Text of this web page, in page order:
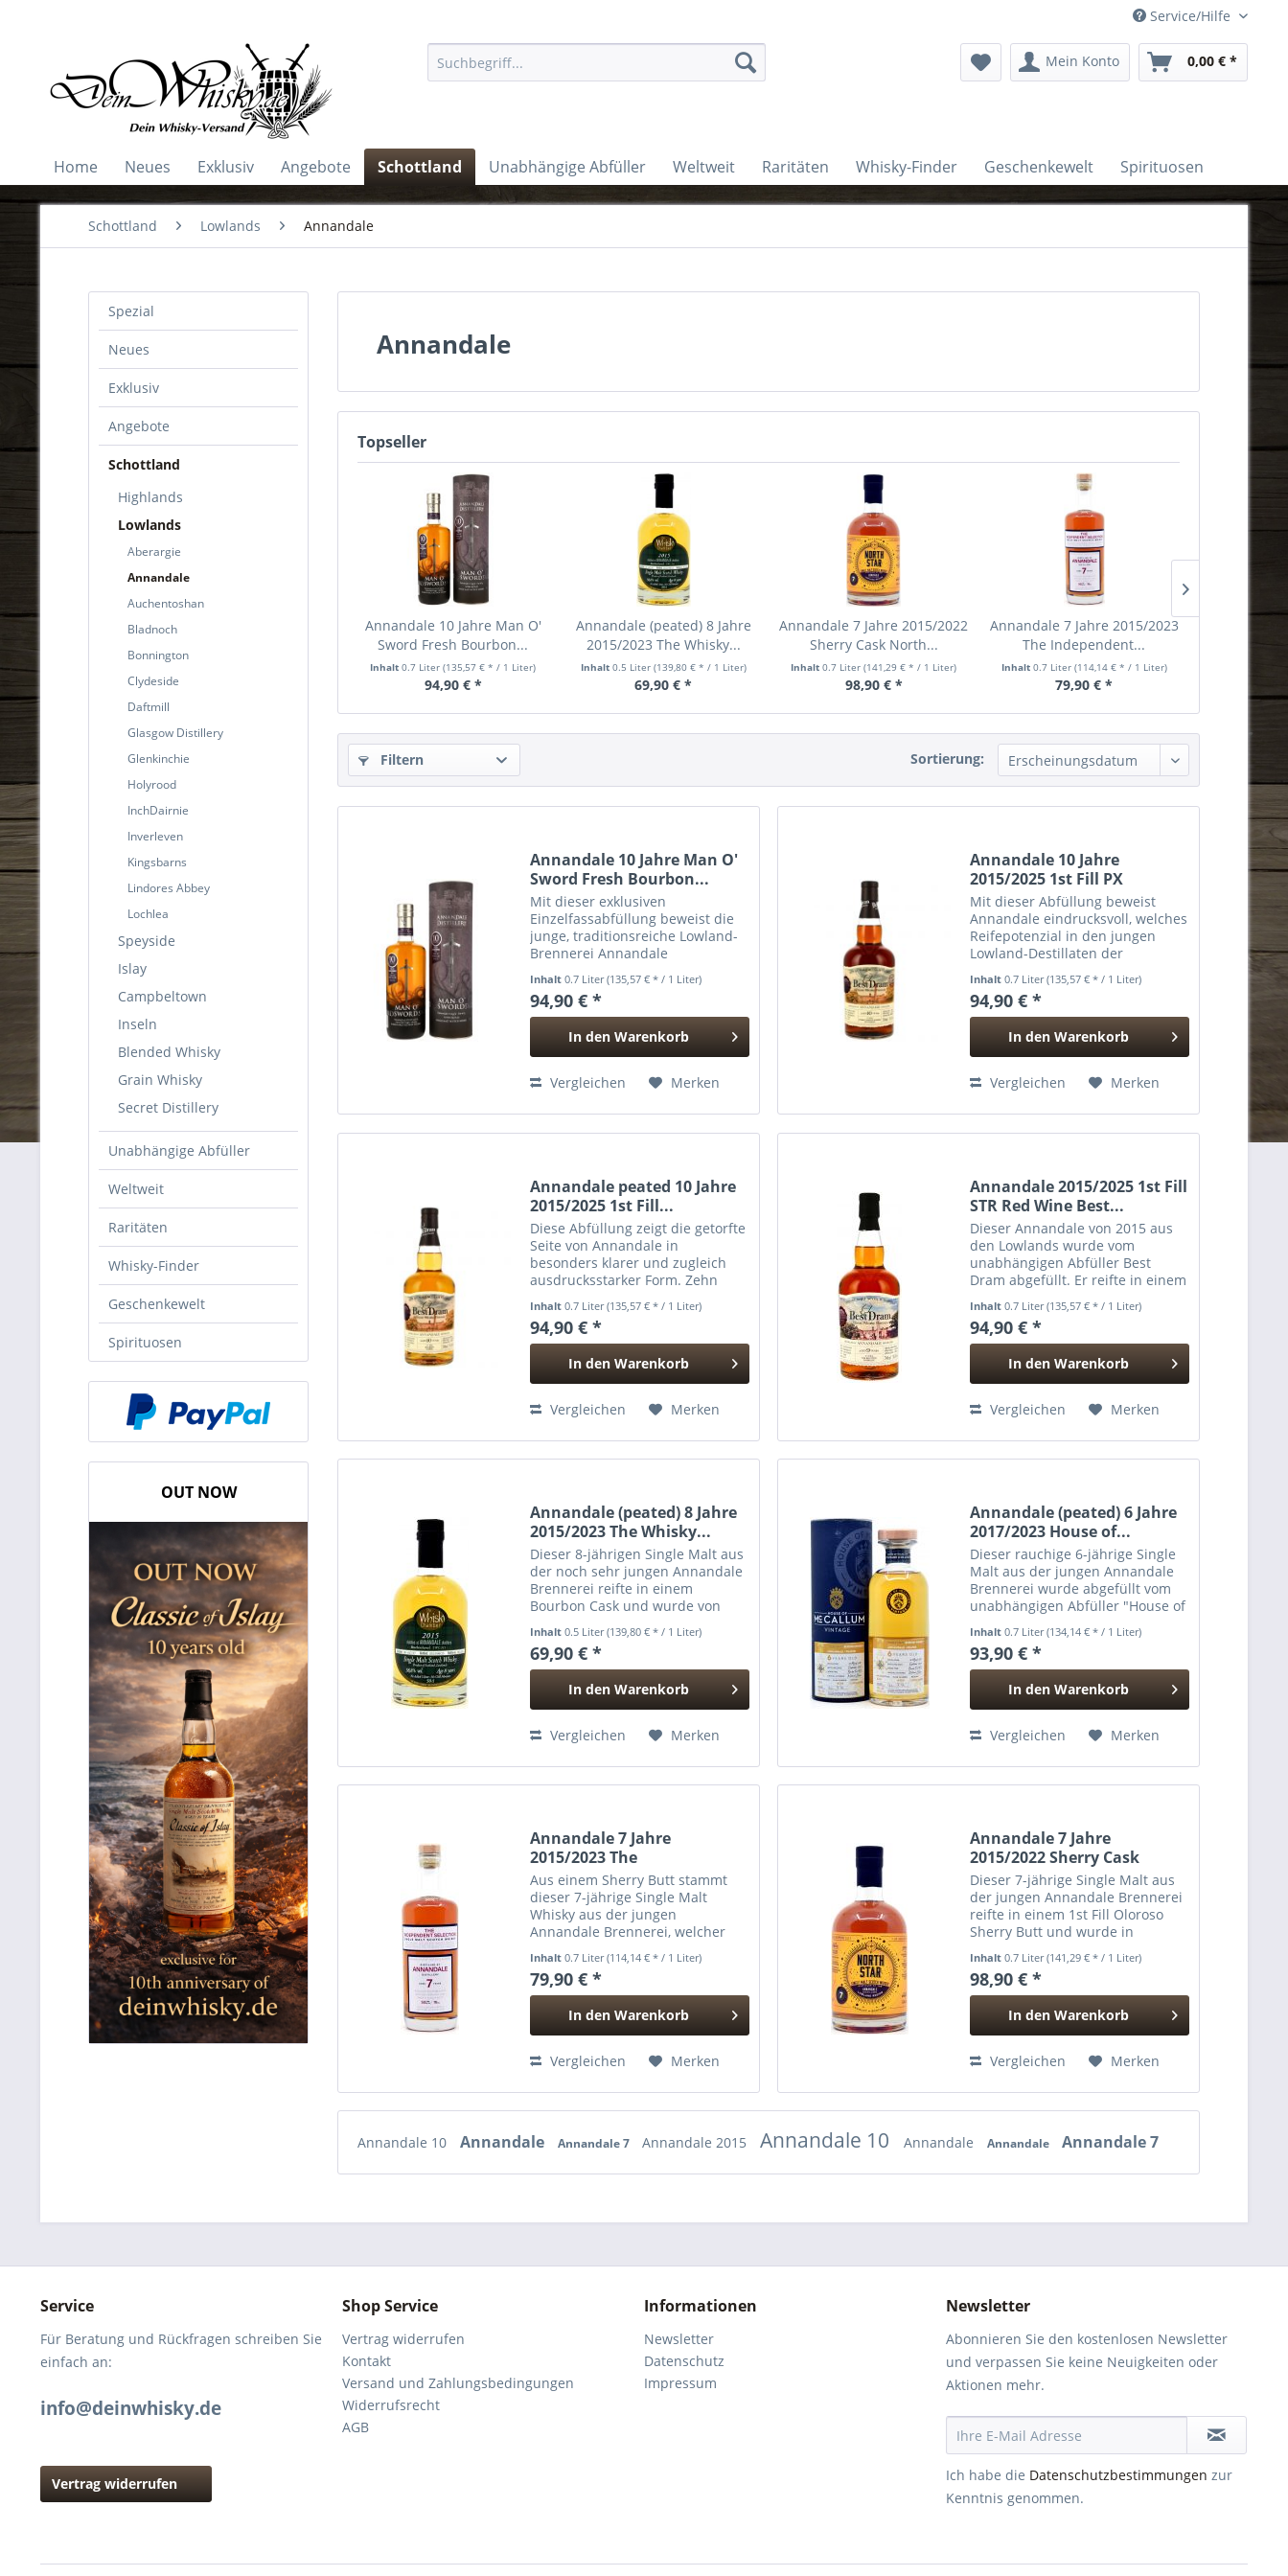
Service/Hilfe
Mein Konto 0,00 € *
Home Neues Exklusiv Angebote Schottland Unabhängige Abfüller Weltweit Raritäten Whisky-Finder Geschenkewelt Spirituosen
Schottland Lowlands Annandale
Spezial
Neues
Exklusiv
Angebote
Schottland
Highlands
Lowlands
Aberargie
Annandale
Auchentoshan
Bladnoch
Bonnington
Clydeside
Daftmill
Glasgow Distillery
Glenkinchie
Holyrood
InchDairnie
Inverleven
Kingsbarns
Lindores Abbey
Lochlea
Speyside
Islay
Campbeltown
Inseln
Blended Whisky
Grain Whisky
Secret Distillery
Unabhängige Abfüller
Weltweit
Raritäten
Whisky-Finder
Geschenkewelt
Spirituosen
OUT NOW
Annandale
Topseller
Annandale 10 Jahre Man O'
Sword Fresh Bourbon...
Inhalt0.7 Liter(135,57 € * / 1 Liter)
94,90 € *
Annandale (peated) 8 Jahre
2015/2023 The Whisky...
Inhalt 0.5 Liter (139,80 € * / 1 Liter)
69,90 € *
Annandale 7 Jahre 2015/2022
Sherry Cask North...
Inhalt0.7 Liter(141,29 € * / 1 Liter)
98,90 € *
Annandale 7 Jahre 2015/2023
The Independent...
Inhalt 0.7 Liter (114,14 € * / 1 Liter)
79,90 € *
Filtern Sortierung:
Annandale 10 Jahre Man O'
Sword Fresh Bourbon...
Mit dieser exklusiven
Einzelfassabfüllung beweist die
junge, traditionsreiche Lowland-
Brennerei Annandale
in ihren rauchigen „Man O’
Sword“-Destillaten steckt.
Kraftvoll, intensiv und dennoch...
Inhalt0.7 Liter(135,57 € * / 1 Liter)
94,90 € *
In den Warenkorb
Hinzugefügt
Vergleichen Merken
Annandale 10 Jahre
2015/2025 1st Fill PX
Sherry...
Mit dieser Abfüllung beweist
Annandale eindrucksvoll, welches
Reifepotenzial in den jungen
Lowland-Destillaten der
Reifezeit in einem First Fill Pedro
Ximénez Sherryfass verleihen
dem Whisky eine...
Inhalt0.7 Liter(135,57 € * / 1 Liter)
94,90 € *
In den Warenkorb
Hinzugefügt
Vergleichen Merken
Annandale peated 10 Jahre
2015/2025 1st Fill...
Diese Abfüllung zeigt die getorfte
Seite von Annandale in
besonders klarer und zugleich
ausdrucksstarker Form. Zehn
Bourbon Barrel lassen maritimen
Torfrauch und süß-cremige
Fassnoten harmonisch
miteinander...
Inhalt0.7 Liter(135,57 € * / 1 Liter)
94,90 € *
In den Warenkorb
Hinzugefügt
Vergleichen Merken
Annandale 2015/2025 1st Fill
STR Red Wine Best...
Dieser Annandale von 2015 aus
den Lowlands wurde vom
unabhängigen Abfüller Best
Dram abgefüllt. Er reifte in einem
Cask. Mit seinen 9 Jahren zählt
der süße, fruchtige Single Malt zu
den ältesten Abfüllungen...
Inhalt0.7 Liter(135,57 € * / 1 Liter)
94,90 € *
In den Warenkorb
Hinzugefügt
Vergleichen Merken
Annandale (peated) 8 Jahre
2015/2023 The Whisky...
Dieser 8-jährigen Single Malt aus
der noch sehr jungen Annandale
Brennerei reifte in einem
Bourbon Cask und wurde von
Fassstärke mit 58,8% vol.
abgefüllt. Aroma : Ein rauchiger
Früchtekuchen Vanille mit leicht...
Inhalt0.5 Liter(139,80 € * / 1 Liter)
69,90 € *
In den Warenkorb
Hinzugefügt
Vergleichen Merken
Annandale (peated) 6 Jahre
2017/2023 House of...
Dieser rauchige 6-jährige Single
Malt aus der jungen Annandale
Brennerei wurde abgefüllt vom
unabhängigen Abfüller "House of
Auld Alliance Collection. Der
Whisky reifte in einem einzigen
1st Fill Bourbon Cask...
Inhalt0.7 Liter(134,14 € * / 1 Liter)
93,90 € *
In den Warenkorb
Hinzugefügt
Vergleichen Merken
Annandale 7 Jahre
2015/2023 The
Independent...
Aus einem Sherry Butt stammt
dieser 7-jährige Single Malt
Whisky aus der jungen
Annandale Brennerei, welcher
der The Independent Selection
von David Stirk abgefüllt wurde.
Der Abfüller ist in der
Whiskywelt...
Inhalt0.7 Liter(114,14 € * / 1 Liter)
79,90 € *
In den Warenkorb
Hinzugefügt
Vergleichen Merken
Annandale 7 Jahre
2015/2022 Sherry Cask
North...
Dieser 7-jährige Single Malt aus
der jungen Annandale Brennerei
reifte in einem 1st Fill Oloroso
Sherry Butt und wurde in
angenehmen 54,9% vol. im
mittlerweile 21. Release vom
unabhängigen Abfüller North
Inhalt0.7 Liter(141,29 € * / 1 Liter)
98,90 € *
In den Warenkorb
Hinzugefügt
Vergleichen Merken
Annandale 10 Annandale Annandale 7 Annandale 2015 Annandale 10 Annandale Annandale Annandale 7
Service
Für Beratung und Rückfragen schreiben Sie
einfach an:
info@deinwhisky.de
Vertrag widerrufen
Shop Service
Vertrag widerrufen
Kontakt
Versand und Zahlungsbedingungen
Widerrufsrecht
AGB
Informationen
Newsletter
Datenschutz
Impressum
Newsletter
Abonnieren Sie den kostenlosen Newsletter
und verpassen Sie keine Neuigkeiten oder
Aktionen mehr.
Ich habe die Datenschutzbestimmungen zur
Kenntnis genommen.